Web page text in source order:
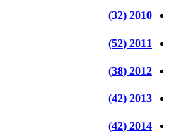
2010 (32)
2011 (52)
2012 (38)
2013 (42)
2014 (42)